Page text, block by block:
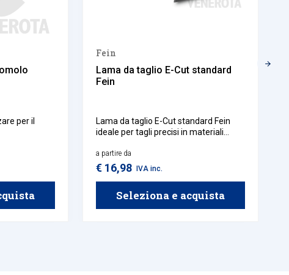
per il
Fein
Lama da taglio E-Cut standard
Fein
Lama da taglio E-Cut standard Fein
ideale per tagli precisi in materiali
offre una rapida capacità di taglio con
una buona resistenza all'usura.
a partire da
€ 16,98 IVA inc.
Seleziona e acquista